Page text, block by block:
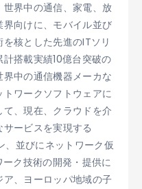
界中の通信、家電、放
向けに、モバイル並び
核とした先進のITソリ
搭載実績10億台突破の
中の通信機器メーカな
ワークソフトウェアに
、現在、クラウドを介
ービスを実現する
、並びにネットワーク仮
ク技術の開発・提供に
、ヨーロッパ地域の子